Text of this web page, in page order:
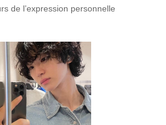
de l’expression personnelle